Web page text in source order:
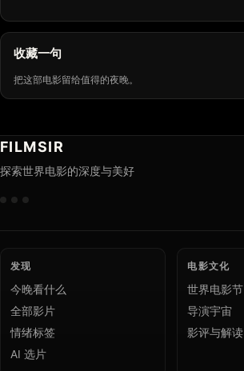
收藏一句
把这部电影留给值得的夜晚。
FILMSIR
探索世界电影的深度与美好
发现
今晚看什么
全部影片
情绪标签
AI 选片
电影文化
世界电影节
导演宇宙
影评与解读